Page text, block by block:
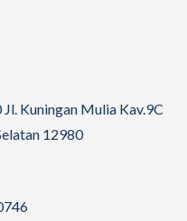
Kuningan Mulia Kav.9C
12980